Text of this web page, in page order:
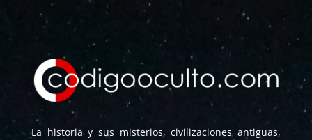
La historia y sus misterios, civilizaciones antiguas,